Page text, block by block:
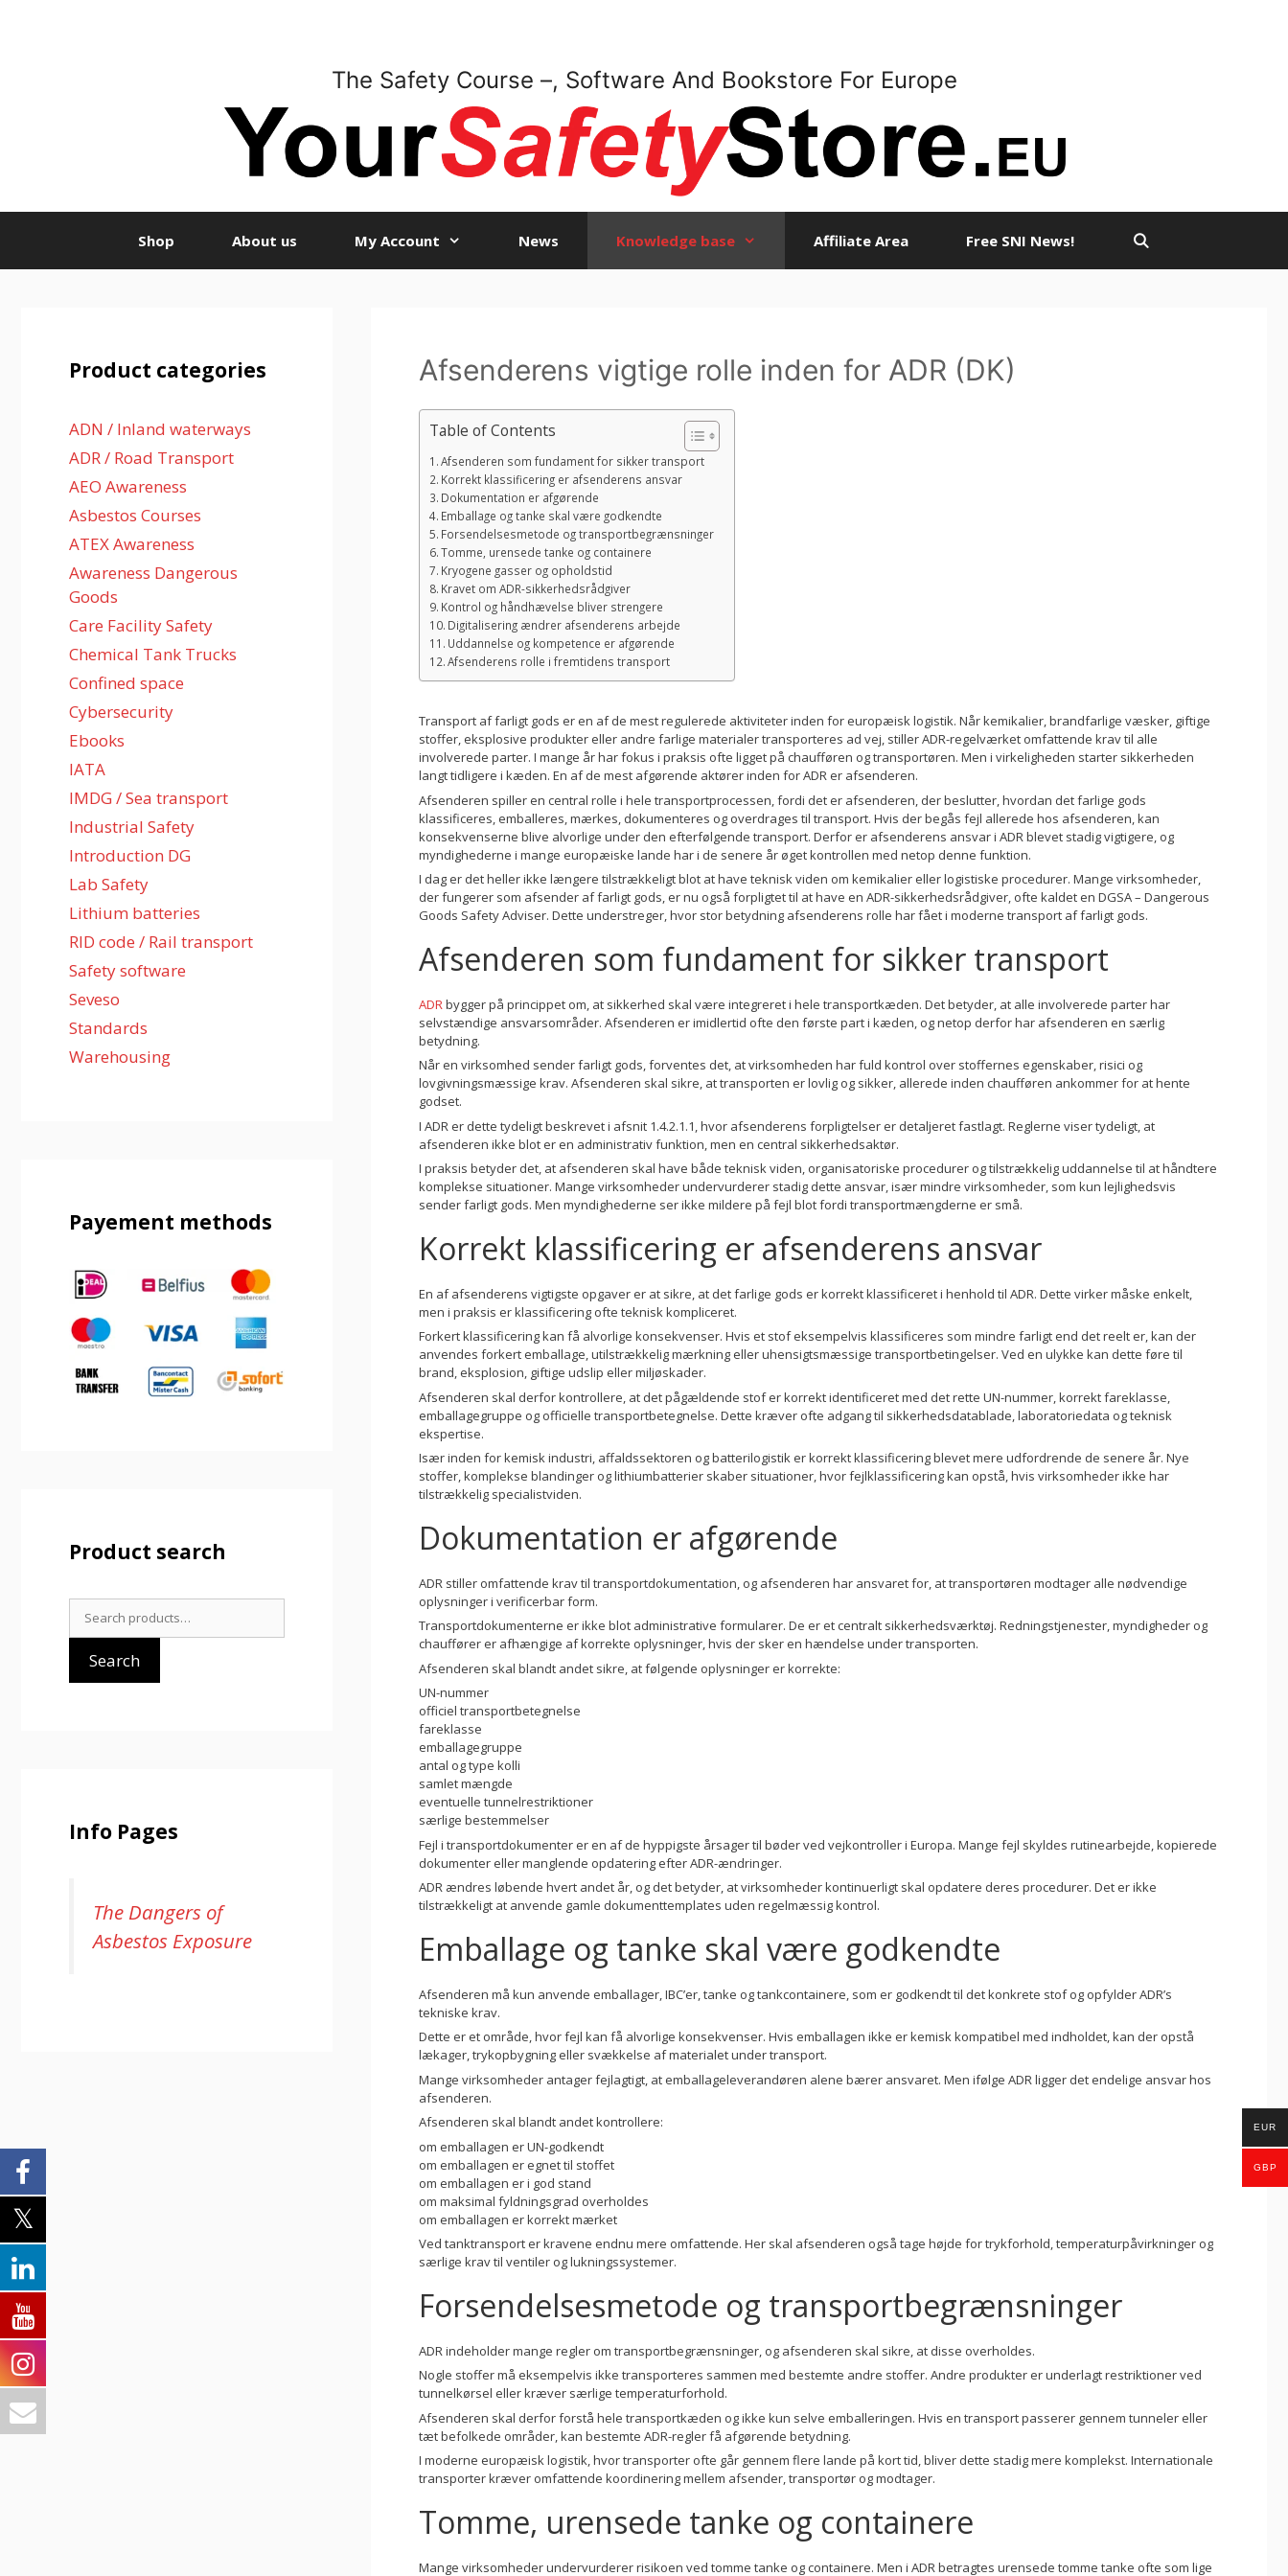
The Safety Course –, Software And Bookstore For Europe
Shop About us My Account News Knowledge base Affiliate Area Free SNI News!
Afsenderens vigtige rolle inden for ADR (DK)
Table of Contents
Afsenderen som fundament for sikker transport
Korrekt klassificering er afsenderens ansvar
Dokumentation er afgørende
Emballage og tanke skal være godkendte
Forsendelsesmetode og transportbegrænsninger
Tomme, urensede tanke og containere
Kryogene gasser og opholdstid
Kravet om ADR-sikkerhedsrådgiver
Kontrol og håndhævelse bliver strengere
Digitalisering ændrer afsenderens arbejde
Uddannelse og kompetence er afgørende
Afsenderens rolle i fremtidens transport
Transport af farligt gods er en af de mest regulerede aktiviteter inden for europæisk logistik. Når kemikalier, brandfarlige væsker, giftige
stoffer, eksplosive produkter eller andre farlige materialer transporteres ad vej, stiller ADR-regelværket omfattende krav til alle
involverede parter. I mange år har fokus i praksis ofte ligget på chaufføren og transportøren. Men i virkeligheden starter sikkerheden
langt tidligere i kæden. En af de mest afgørende aktører inden for ADR er afsenderen.
Afsenderen spiller en central rolle i hele transportprocessen, fordi det er afsenderen, der beslutter, hvordan det farlige gods
klassificeres, emballeres, mærkes, dokumenteres og overdrages til transport. Hvis der begås fejl allerede hos afsenderen, kan
konsekvenserne blive alvorlige under den efterfølgende transport. Derfor er afsenderens ansvar i ADR blevet stadig vigtigere, og
myndighederne i mange europæiske lande har i de senere år øget kontrollen med netop denne funktion.
I dag er det heller ikke længere tilstrækkeligt blot at have teknisk viden om kemikalier eller logistiske procedurer. Mange virksomheder,
der fungerer som afsender af farligt gods, er nu også forpligtet til at have en ADR-sikkerhedsrådgiver, ofte kaldet en DGSA – Dangerous
Goods Safety Adviser. Dette understreger, hvor stor betydning afsenderens rolle har fået i moderne transport af farligt gods.
Afsenderen som fundament for sikker transport
ADRbygger på princippet om, at sikkerhed skal være integreret i hele transportkæden. Det betyder, at alle involverede parter har
selvstændige ansvarsområder. Afsenderen er imidlertid ofte den første part i kæden, og netop derfor har afsenderen en særlig
betydning.
Når en virksomhed sender farligt gods, forventes det, at virksomheden har fuld kontrol over stoffernes egenskaber, risici og
lovgivningsmæssige krav. Afsenderen skal sikre, at transporten er lovlig og sikker, allerede inden chaufføren ankommer for at hente
godset.
I ADR er dette tydeligt beskrevet i afsnit 1.4.2.1.1, hvor afsenderens forpligtelser er detaljeret fastlagt. Reglerne viser tydeligt, at
afsenderen ikke blot er en administrativ funktion, men en central sikkerhedsaktør.
I praksis betyder det, at afsenderen skal have både teknisk viden, organisatoriske procedurer og tilstrækkelig uddannelse til at håndtere
komplekse situationer. Mange virksomheder undervurderer stadig dette ansvar, især mindre virksomheder, som kun lejlighedsvis
sender farligt gods. Men myndighederne ser ikke mildere på fejl blot fordi transportmængderne er små.
Korrekt klassificering er afsenderens ansvar
En af afsenderens vigtigste opgaver er at sikre, at det farlige gods er korrekt klassificeret i henhold til ADR. Dette virker måske enkelt,
men i praksis er klassificering ofte teknisk kompliceret.
Forkert klassificering kan få alvorlige konsekvenser. Hvis et stof eksempelvis klassificeres som mindre farligt end det reelt er, kan der
anvendes forkert emballage, utilstrækkelig mærkning eller uhensigtsmæssige transportbetingelser. Ved en ulykke kan dette føre til
brand, eksplosion, giftige udslip eller miljøskader.
Afsenderen skal derfor kontrollere, at det pågældende stof er korrekt identificeret med det rette UN-nummer, korrekt fareklasse,
emballagegruppe og officielle transportbetegnelse. Dette kræver ofte adgang til sikkerhedsdatablade, laboratoriedata og teknisk
ekspertise.
Især inden for kemisk industri, affaldssektoren og batterilogistik er korrekt klassificering blevet mere udfordrende de senere år. Nye
stoffer, komplekse blandinger og lithiumbatterier skaber situationer, hvor fejlklassificering kan opstå, hvis virksomheder ikke har
tilstrækkelig specialistviden.
Dokumentation er afgørende
ADR stiller omfattende krav til transportdokumentation, og afsenderen har ansvaret for, at transportøren modtager alle nødvendige
oplysninger i verificerbar form.
Transportdokumenterne er ikke blot administrative formularer. De er et centralt sikkerhedsværktøj. Redningstjenester, myndigheder og
chauffører er afhængige af korrekte oplysninger, hvis der sker en hændelse under transporten.
Afsenderen skal blandt andet sikre, at følgende oplysninger er korrekte:
UN-nummer
officiel transportbetegnelse
fareklasse
emballagegruppe
antal og type kolli
samlet mængde
eventuelle tunnelrestriktioner
særlige bestemmelser
Fejl i transportdokumenter er en af de hyppigste årsager til bøder ved vejkontroller i Europa. Mange fejl skyldes rutinearbejde, kopierede
dokumenter eller manglende opdatering efter ADR-ændringer.
ADR ændres løbende hvert andet år, og det betyder, at virksomheder kontinuerligt skal opdatere deres procedurer. Det er ikke
tilstrækkeligt at anvende gamle dokumenttemplates uden regelmæssig kontrol.
Emballage og tanke skal være godkendte
Afsenderen må kun anvende emballager, IBC’er, tanke og tankcontainere, som er godkendt til det konkrete stof og opfylder ADR’s
tekniske krav.
Dette er et område, hvor fejl kan få alvorlige konsekvenser. Hvis emballagen ikke er kemisk kompatibel med indholdet, kan der opstå
lækager, trykopbygning eller svækkelse af materialet under transport.
Mange virksomheder antager fejlagtigt, at emballageleverandøren alene bærer ansvaret. Men ifølge ADR ligger det endelige ansvar hos
afsenderen.
Afsenderen skal blandt andet kontrollere:
om emballagen er UN-godkendt
om emballagen er egnet til stoffet
om emballagen er i god stand
om maksimal fyldningsgrad overholdes
om emballagen er korrekt mærket
Ved tanktransport er kravene endnu mere omfattende. Her skal afsenderen også tage højde for trykforhold, temperaturpåvirkninger og
særlige krav til ventiler og lukningssystemer.
Forsendelsesmetode og transportbegrænsninger
ADR indeholder mange regler om transportbegrænsninger, og afsenderen skal sikre, at disse overholdes.
Nogle stoffer må eksempelvis ikke transporteres sammen med bestemte andre stoffer. Andre produkter er underlagt restriktioner ved
tunnelkørsel eller kræver særlige temperaturforhold.
Afsenderen skal derfor forstå hele transportkæden og ikke kun selve emballeringen. Hvis en transport passerer gennem tunneler eller
tæt befolkede områder, kan bestemte ADR-regler få afgørende betydning.
I moderne europæisk logistik, hvor transporter ofte går gennem flere lande på kort tid, bliver dette stadig mere komplekst. Internationale
transporter kræver omfattende koordinering mellem afsender, transportør og modtager.
Tomme, urensede tanke og containere
Mange virksomheder undervurderer risikoen ved tomme tanke og containere. Men i ADR betragtes urensede tomme tanke ofte som lige
Product categories
ADN / Inland waterways
ADR / Road Transport
AEO Awareness
Asbestos Courses
ATEX Awareness
Awareness Dangerous
Goods
Care Facility Safety
Chemical Tank Trucks
Confined space
Cybersecurity
Ebooks
IATA
IMDG / Sea transport
Industrial Safety
Introduction DG
Lab Safety
Lithium batteries
RID code / Rail transport
Safety software
Seveso
Standards
Warehousing
Payement methods
Product search
Search
for:
Search
Info Pages
The Dangers of
Asbestos Exposure
EUR
GBP